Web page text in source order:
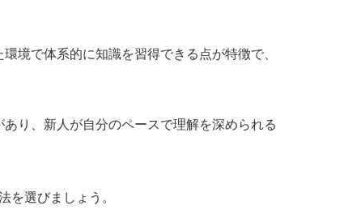
境で体系的に知識を習得できる点が特徴で、
り、新人が自分のペースで理解を深められる
を選びましょう。